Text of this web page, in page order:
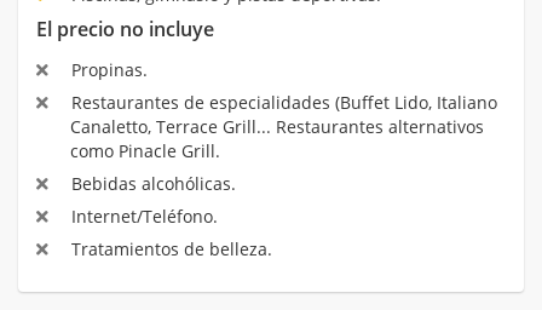
El precio no incluye
Propinas.
Restaurantes de especialidades (Buffet Lido, Italiano
Canaletto, Terrace Grill... Restaurantes alternativos
como Pinacle Grill.
Bebidas alcohólicas.
Internet/Teléfono.
Tratamientos de belleza.